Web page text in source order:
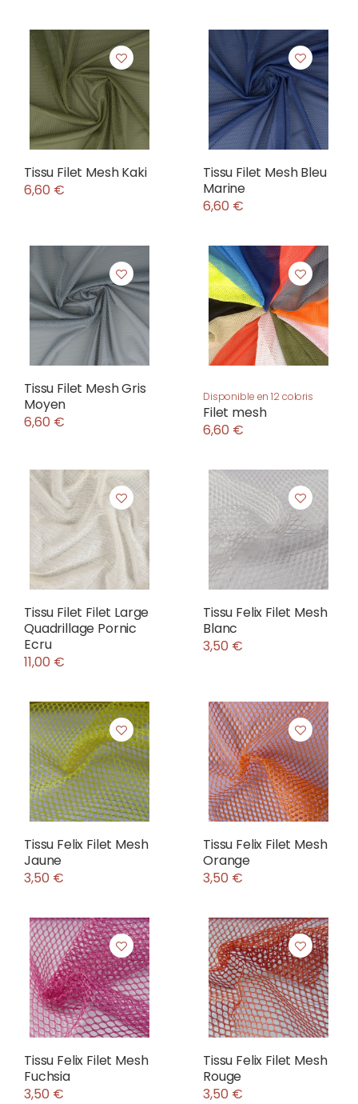
Tissu Filet Mesh Kaki
6,60 €
Tissu Filet Mesh Bleu
Marine
6,60 €
Tissu Filet Mesh Gris
Moyen
6,60 €
Disponible en 12 coloris
Filet mesh
6,60 €
Tissu Filet Filet Large
Quadrillage Pornic
Ecru
11,00 €
Tissu Felix Filet Mesh
Blanc
3,50 €
Tissu Felix Filet Mesh
Jaune
3,50 €
Tissu Felix Filet Mesh
Orange
3,50 €
Tissu Felix Filet Mesh
Fuchsia
3,50 €
Tissu Felix Filet Mesh
Rouge
3,50 €